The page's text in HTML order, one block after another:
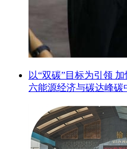
以“双碳”目标为引领
六能源经济与碳达峰